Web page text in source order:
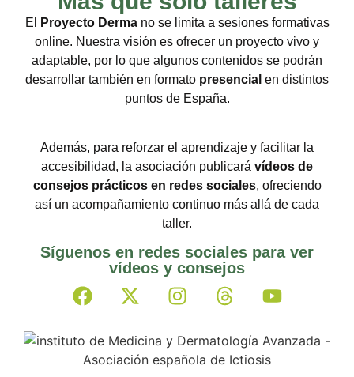
permiten mejorar la apariencia física sin dañar la
piel, siempre con un enfoque realista y adaptado
a diferentes presupuestos.
6 Junio 2026
El Proyecto Dermano se limita a sesiones formativas
online. Nuestra visión es ofrecer un proyecto vivo y
adaptable, por lo que algunos contenidos se podrán
desarrollar también en formato presencial en distintos
puntos de España.
Además, para reforzar el aprendizaje y facilitar la
accesibilidad, la asociación publicará vídeos de
consejos prácticos en redes sociales, ofreciendo
así un acompañamiento continuo más allá de cada
taller.
Síguenos en redes sociales para ver
vídeos y consejos